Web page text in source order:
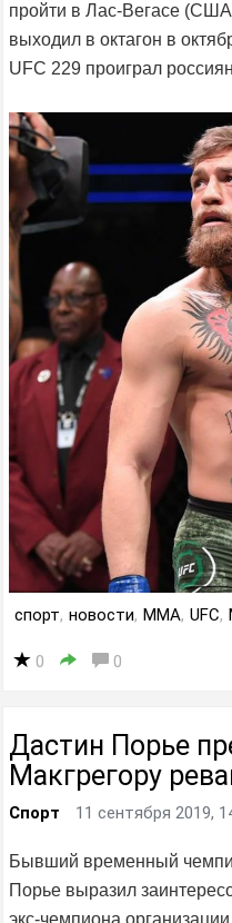
пройти в Лас-Вегасе
выходил в октагон в
UFC 229 проиграл
спорт, новости, MMA, UFC,
0 0
Дастин Порье
Макгрегору
Спорт 11 сентября 2019,
Бывший временный
Порье выразил